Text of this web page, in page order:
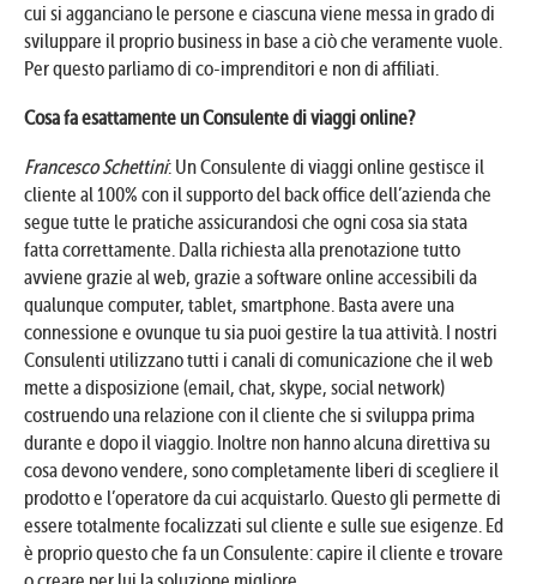
cui si agganciano le persone e ciascuna viene messa in grado di
sviluppare il proprio business in base a ciò che veramente vuole.
Per questo parliamo di co-imprenditori e non di affiliati.
Cosa fa esattamente un Consulente di viaggi online?
Francesco Schettini: Un Consulente di viaggi online gestisce il
cliente al 100% con il supporto del back office dell’azienda che
segue tutte le pratiche assicurandosi che ogni cosa sia stata
fatta correttamente. Dalla richiesta alla prenotazione tutto
avviene grazie al web, grazie a software online accessibili da
qualunque computer, tablet, smartphone. Basta avere una
connessione e ovunque tu sia puoi gestire la tua attività. I nostri
Consulenti utilizzano tutti i canali di comunicazione che il web
mette a disposizione (email, chat, skype, social network)
costruendo una relazione con il cliente che si sviluppa prima
durante e dopo il viaggio. Inoltre non hanno alcuna direttiva su
cosa devono vendere, sono completamente liberi di scegliere il
prodotto e l’operatore da cui acquistarlo. Questo gli permette di
essere totalmente focalizzati sul cliente e sulle sue esigenze. Ed
è proprio questo che fa un Consulente: capire il cliente e trovare